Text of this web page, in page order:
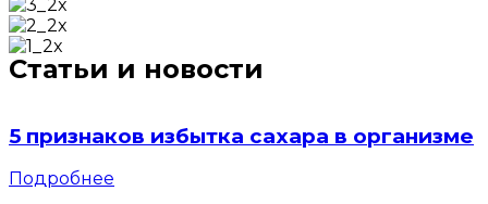
Статьи и новости
5 признаков избытка сахара в организме
Подробнее